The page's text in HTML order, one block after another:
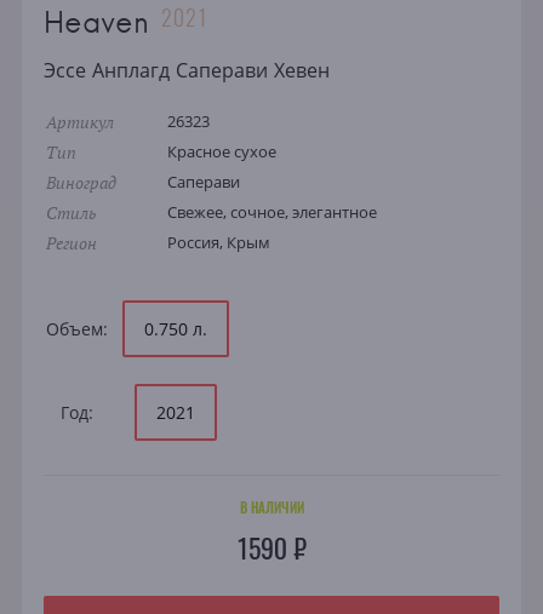
Heaven 2021
Эссе Анплагд Саперави Хевен
Артикул 26323
Тип Красное сухое
Виноград Саперави
Стиль Свежее, сочное, элегантное
Регион Россия, Крым
Объем: 0.750 л.
Год: 2021
В НАЛИЧИИ
1590 ₽